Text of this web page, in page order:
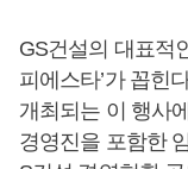
GS건설의 대표적
피에스타’가 꼽힌
개최되는 이 행사
경영진을 포함한